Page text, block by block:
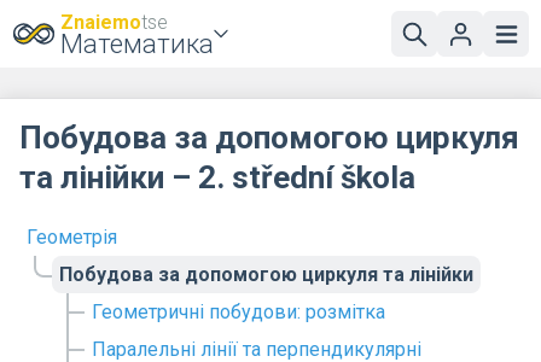
Znaiemotse
Математика
Геометрія
Побудова за допомогою циркуля та лінійки
Геометричні побудови: розмітка
Паралельні лінії та перпендикулярні
Побудова за допомогою циркуля
та лінійки – 2. střední škola